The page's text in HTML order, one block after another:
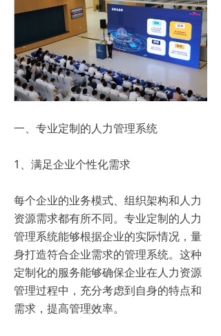
一、专业定制的人力管理系统
1、满足企业个性化需求
每个企业的业务模式、组织架构和人力
资源需求都有所不同。专业定制的人力
管理系统能够根据企业的实际情况，量
身打造符合企业需求的管理系统。这种
定制化的服务能够确保企业在人力资源
管理过程中，充分考虑到自身的特点和
需求，提高管理效率。